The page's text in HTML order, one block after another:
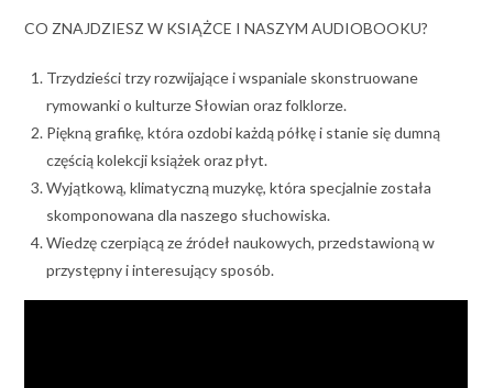
CO ZNAJDZIESZ W KSIĄŻCE I NASZYM AUDIOBOOKU?
Trzydzieści trzy rozwijające i wspaniale skonstruowane
rymowanki o kulturze Słowian oraz folklorze.
Piękną grafikę, która ozdobi każdą półkę i stanie się dumną
częścią kolekcji książek oraz płyt.
Wyjątkową, klimatyczną muzykę, która specjalnie została
skomponowana dla naszego słuchowiska.
Wiedzę czerpiącą ze źródeł naukowych, przedstawioną w
przystępny i interesujący sposób.